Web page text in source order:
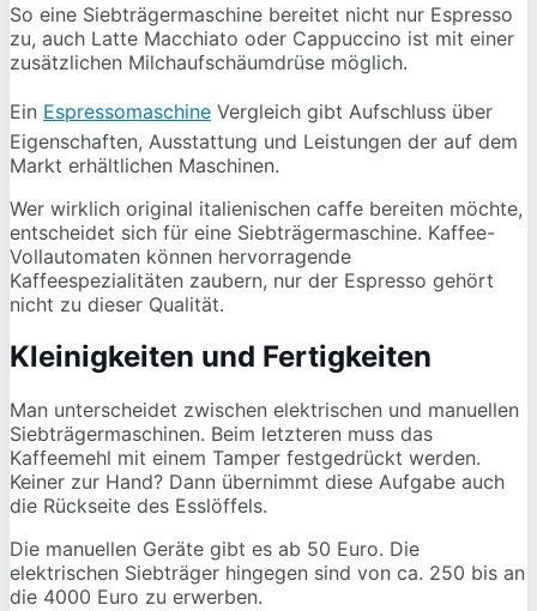
So eine Siebträgermaschine bereitet nicht nur Espresso
zu, auch Latte Macchiato oder Cappuccino ist mit einer
zusätzlichen Milchaufschäumdrüse möglich.
Ein Espressomaschine Vergleich gibt Aufschluss über
Eigenschaften, Ausstattung und Leistungen der auf dem
Markt erhältlichen Maschinen.
Wer wirklich original italienischen caffe bereiten möchte,
entscheidet sich für eine Siebträgermaschine. Kaffee-
Vollautomaten können hervorragende
Kaffeespezialitäten zaubern, nur der Espresso gehört
nicht zu dieser Qualität.
Kleinigkeiten und Fertigkeiten
Man unterscheidet zwischen elektrischen und manuellen
Siebträgermaschinen. Beim letzteren muss das
Kaffeemehl mit einem Tamper festgedrückt werden.
Keiner zur Hand? Dann übernimmt diese Aufgabe auch
die Rückseite des Esslöffels.
Die manuellen Geräte gibt es ab 50 Euro. Die
elektrischen Siebträger hingegen sind von ca. 250 bis an
die 4000 Euro zu erwerben.